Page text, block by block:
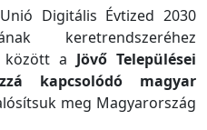
Digitális Évtized 2030
keretrendszeréhez
között a Jövő Települései
kapcsolódó magyar
meg Magyarország